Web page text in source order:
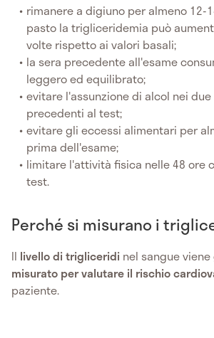
rimanere a digiuno per almeno 12-
pasto la trigliceridemia può
volte rispetto ai valori basali;
la sera precedente all'esame
leggero ed equilibrato;
evitare l'assunzione di alcol nei
precedenti al test;
evitare gli eccessi alimentari per
prima dell'esame;
limitare l'attività fisica nelle 48 ore
test.
Perché si misurano i
Il livello di trigliceridi nel sangue
misurato per valutare il rischio
paziente.